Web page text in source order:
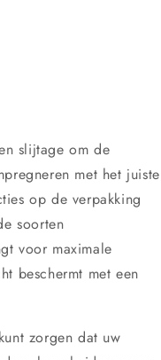
slijtage om de
met het juiste
op de verpakking
soorten
voor maximale
beschermt met een
zorgen dat uw